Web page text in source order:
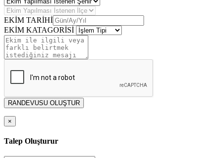
EKİM TARİHİ
EKİM KATAGORİSİ
RANDEVUSU OLUŞTUR
×
Talep Oluşturur